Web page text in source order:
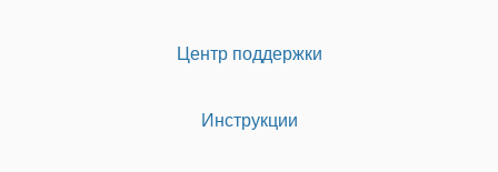
Центр поддержки
Инструкции